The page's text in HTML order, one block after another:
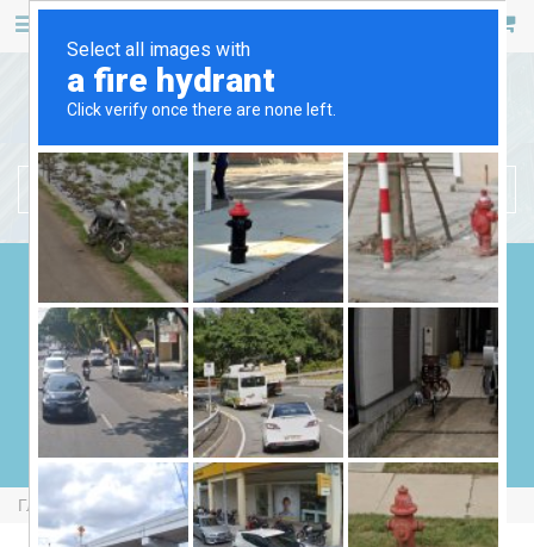
БЕНЗИНОВЫЕ ГЕНЕРАТОРЫ
ДИЗЕЛЬНЫЕ ГЕНЕРАТОРЫ
ГАЗОВЫЕ ГЕНЕРАТОРЫ
СВАРОЧНЫЕ ГЕНЕРАТОРЫ
ГЕНЕРАТОРЫ ОТ ВОМ
Главная Бензиновые Генераторы Bruno G5000HMPE-P